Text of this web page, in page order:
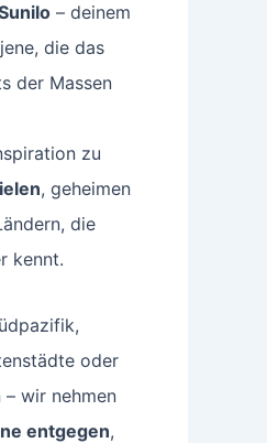
– deinem
die das
der Massen
zu
, geheimen
die
kennt.
oder
wir nehmen
entgegen,